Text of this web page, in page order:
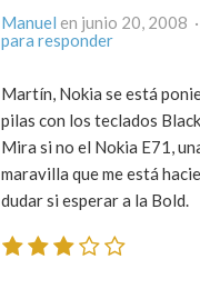
Manuel en junio 20, 2008 ·
para responder
Martín, Nokia se está
pilas con los teclados
Mira si no el Nokia E71,
maravilla que me está
dudar si esperar a la Bold.